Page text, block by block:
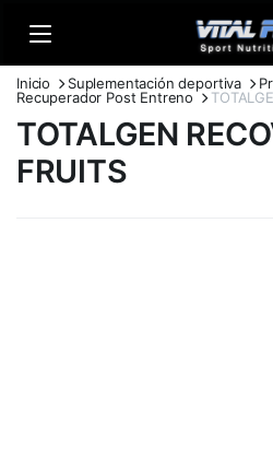
Inicio Suplementación deportiva
Recuperador Post Entreno
TOTALGEN
FRUITS